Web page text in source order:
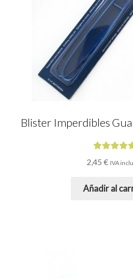
Blister Imperdibles
2,45 € IVA
Añadir al